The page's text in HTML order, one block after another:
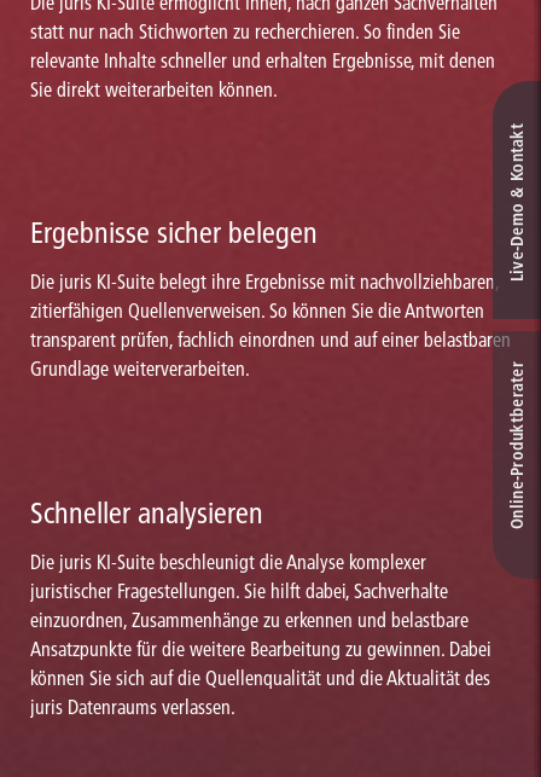
statt nur nach Stichworten zu recherchieren. So finden Sie
relevante Inhalte schneller und erhalten Ergebnisse, mit denen
Sie direkt weiterarbeiten können.
Ergebnisse sicher belegen
Die juris KI-Suite belegt ihre Ergebnisse mit nachvollziehbaren,
zitierfähigen Quellenverweisen. So können Sie die Antworten
transparent prüfen, fachlich einordnen und auf einer belastbaren
Grundlage weiterverarbeiten.
Schneller analysieren
Die juris KI-Suite beschleunigt die Analyse komplexer
juristischer Fragestellungen. Sie hilft dabei, Sachverhalte
einzuordnen, Zusammenhänge zu erkennen und belastbare
Ansatzpunkte für die weitere Bearbeitung zu gewinnen. Dabei
können Sie sich auf die Quellenqualität und die Aktualität des
juris Datenraums verlassen.
Live‑Demo & Kontakt
Online-Produkt­berater